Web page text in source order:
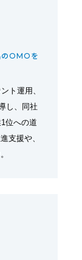
のOMOを
ト運用、
し、同社
位への道
支援や、